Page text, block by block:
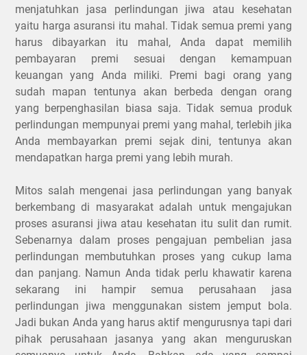
menjatuhkan jasa perlindungan jiwa atau kesehatan
yaitu harga asuransi itu mahal. Tidak semua premi yang
harus dibayarkan itu mahal, Anda dapat memilih
pembayaran premi sesuai dengan kemampuan
keuangan yang Anda miliki. Premi bagi orang yang
sudah mapan tentunya akan berbeda dengan orang
yang berpenghasilan biasa saja. Tidak semua produk
perlindungan mempunyai premi yang mahal, terlebih jika
Anda membayarkan premi sejak dini, tentunya akan
mendapatkan harga premi yang lebih murah.
Mitos salah mengenai jasa perlindungan yang banyak
berkembang di masyarakat adalah untuk mengajukan
proses asuransi jiwa atau kesehatan itu sulit dan rumit.
Sebenarnya dalam proses pengajuan pembelian jasa
perlindungan membutuhkan proses yang cukup lama
dan panjang. Namun Anda tidak perlu khawatir karena
sekarang ini hampir semua perusahaan jasa
perlindungan jiwa menggunakan sistem jemput bola.
Jadi bukan Anda yang harus aktif mengurusnya tapi dari
pihak perusahaan jasanya yang akan menguruskan